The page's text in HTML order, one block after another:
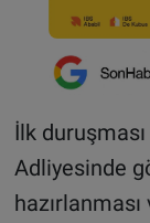
İlk
Adliyesinde